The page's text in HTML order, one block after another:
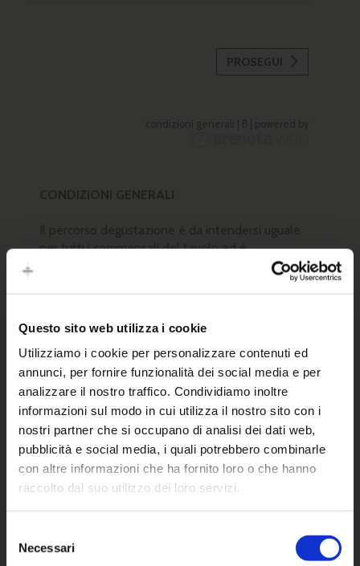
Questo sito web utilizza i cookie
Utilizziamo i cookie per personalizzare contenuti ed
annunci, per fornire funzionalità dei social media e per
analizzare il nostro traffico. Condividiamo inoltre
informazioni sul modo in cui utilizza il nostro sito con i
nostri partner che si occupano di analisi dei dati web,
pubblicità e social media, i quali potrebbero combinarle
con altre informazioni che ha fornito loro o che hanno
raccolto dal suo utilizzo dei loro servizi.
delNecessari